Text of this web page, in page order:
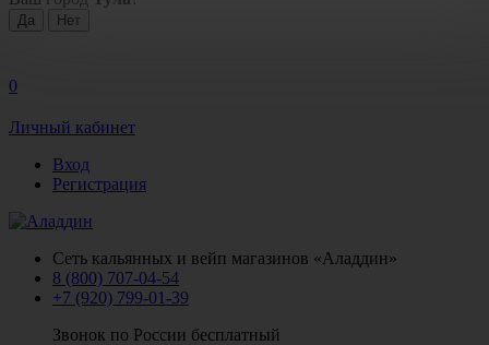
0
Личный кабинет
Вход
Регистрация
Сеть кальянных и вейп магазинов «Аладдин»
8 (800) 707-04-54
+7 (920) 799-01-39
Звонок по России бесплатный